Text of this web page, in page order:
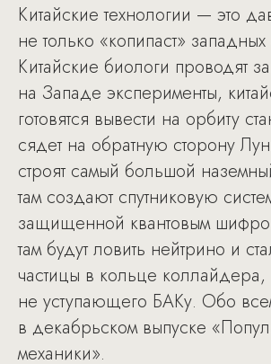
Китайские технологии — это
не только «копипаст»
Китайские биологи проводят
на Западе эксперименты,
готовятся вывести на орбиту
сядет на обратную сторону
строят самый большой
там создают спутниковую
защищенной квантовым
там будут ловить нейтрино и
частицы в кольце коллайдера,
не уступающего БАКу. Обо
в декабрьском выпуске
механики».